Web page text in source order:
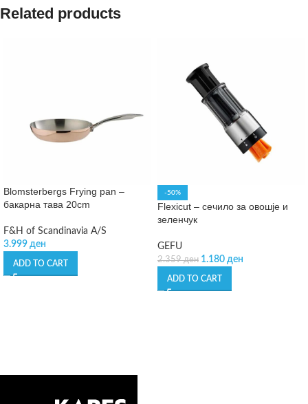
Related products
Blomsterbergs Frying pan –
бакарна тава 20cm
F&H of Scandinavia A/S
3.999 ден
ADD TO CART
-50%
Flexicut – сечило за овошје и
зеленчук
GEFU
2.359ден 1.180 ден
ADD TO CART